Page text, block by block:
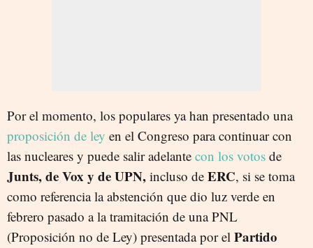
Por el momento, los populares ya han presentado una
proposición de ley en el Congreso para continuar con
las nucleares y puede salir adelante con los votos de
Junts, de Vox y de UPN, incluso de ERC, si se toma
como referencia la abstención que dio luz verde en
febrero pasado a la tramitación de una PNL
(Proposición no de Ley) presentada por el Partido